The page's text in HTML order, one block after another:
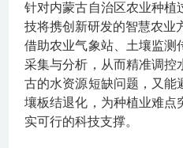
针对内蒙古自治区农业种植
技将携创新研发的智慧农业
借助农业气象站、土壤监测
采集与分析 ，从而精准调控
古的水资源短缺问题，又能
壤板结退化，为种植业难点
实可行的科技支撑。